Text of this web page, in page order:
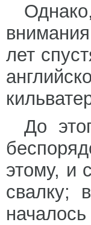
лет
До
этому, и
свалку;
началось